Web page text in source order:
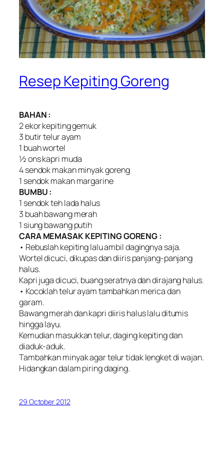
Resep Kepiting Goreng
BAHAN :
2 ekor kepiting gemuk
3 butir telur ayam
1 buah wortel
½ ons kapri muda
4 sendok makan minyak goreng
1 sendok makan margarine
BUMBU :
1 sendok teh lada halus
3 buah bawang merah
1 siung bawang putih
CARA MEMASAK KEPITING GORENG :
• Rebuslah kepiting lalu ambil dagingnya saja.
Wortel dicuci, dikupas dan diiris panjang-panjang
halus.
Kapri juga dicuci, buang seratnya dan dirajang halus.
• Kocoklah telur ayam tambahkan merica dan
garam.
Bawang merah dan kapri diiris halus lalu ditumis
hingga layu.
Kemudian masukkan telur, daging kepiting dan
diaduk-aduk.
Tambahkan minyak agar telur tidak lengket di wajan.
Hidangkan dalam piring daging.
29 October 2012